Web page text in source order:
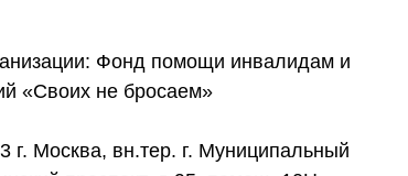
Фонд помощи инвалидам и
«Своих не бросаем»
г. Москва, вн.тер. г. Муниципальный